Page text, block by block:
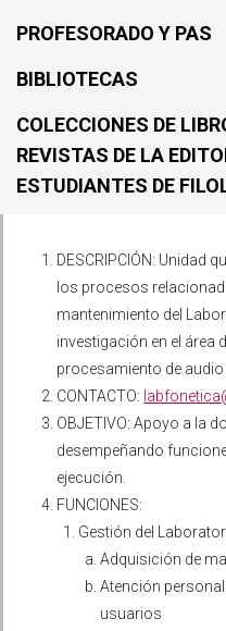
PROFESORADO Y PAS
BIBLIOTECAS
COLECCIONES DE
REVISTAS DE LA
ESTUDIANTES DE
DESCRIPCIÓN: Unidad
los procesos
mantenimiento del
investigación en el área
procesamiento de audio
CONTACTO:
OBJETIVO: Apoyo a la
desempeñando
ejecución.
FUNCIONES:
Gestión del
Adquisición de
Atención
usuarios